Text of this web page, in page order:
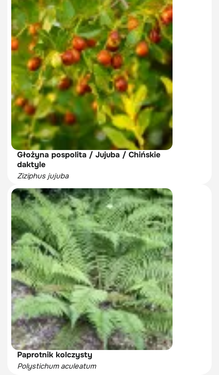
Głożyna pospolita / Jujuba / Chińskie
daktyle
Ziziphus jujuba
Paprotnik kolczysty
Polystichum aculeatum